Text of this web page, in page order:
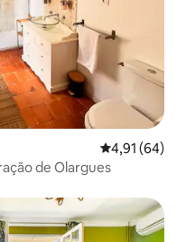
4,91 de uma
4,91 (64)
de Olargues
hóspedes